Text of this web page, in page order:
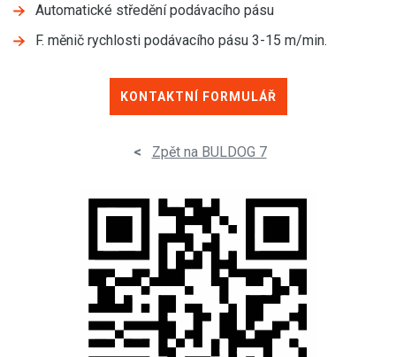
Automatické středění podávacího pásu
F. měnič rychlosti podávacího pásu 3-15 m/min.
KONTAKTNÍ FORMULÁŘ
< Zpět na BULDOG 7